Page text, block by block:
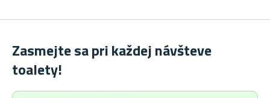
Zasmejte sa pri každej návšteve
toalety!